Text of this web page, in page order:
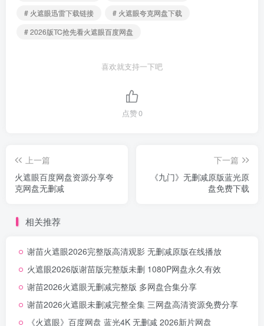
# 火遮眼迅雷下载链接
# 火遮眼夸克网盘下载
# 2026版TC抢先看火遮眼百度网盘
喜欢就支持一下吧
点赞0
上一篇
火遮眼百度网盘资源分享夸
克网盘无删减
下一篇
《九门》无删减原版蓝光原
盘免费下载
相关推荐
谢苗火遮眼2026完整版高清观影 无删减原版在线播放
火遮眼2026版谢苗版完整版未删 1080P网盘永久有效
谢苗2026火遮眼无删减完整版 多网盘合集分享
谢苗2026火遮眼未删减完整全集 三网盘高清资源免费分享
《火遮眼》百度网盘 蓝光4K 无删减 2026新片网盘